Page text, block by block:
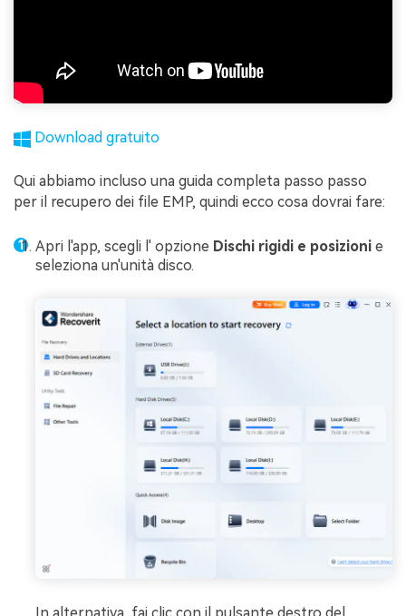
Download gratuito
Qui abbiamo incluso una guida completa passo passo
per il recupero dei file EMP, quindi ecco cosa dovrai fare:
Apri l'app, scegli l' opzione Dischi rigidi e posizioni e
seleziona un'unità disco.
In alternativa, fai clic con il pulsante destro del